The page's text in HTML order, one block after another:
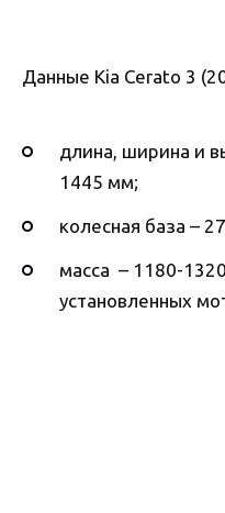
Данные Kia Cerato 3
длина, ширина и
1445 мм;
колесная база –
масса – 1180-
установленных